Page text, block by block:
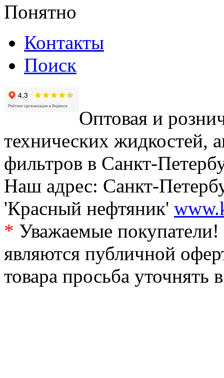
Понятно
Контакты
Поиск
Оптовая и
технических жидкостей,
фильтров в Санкт-
Наш адрес: Санкт-
'Красный нефтяник'
* Уважаемые
являются публичной
товара просьба уточнять